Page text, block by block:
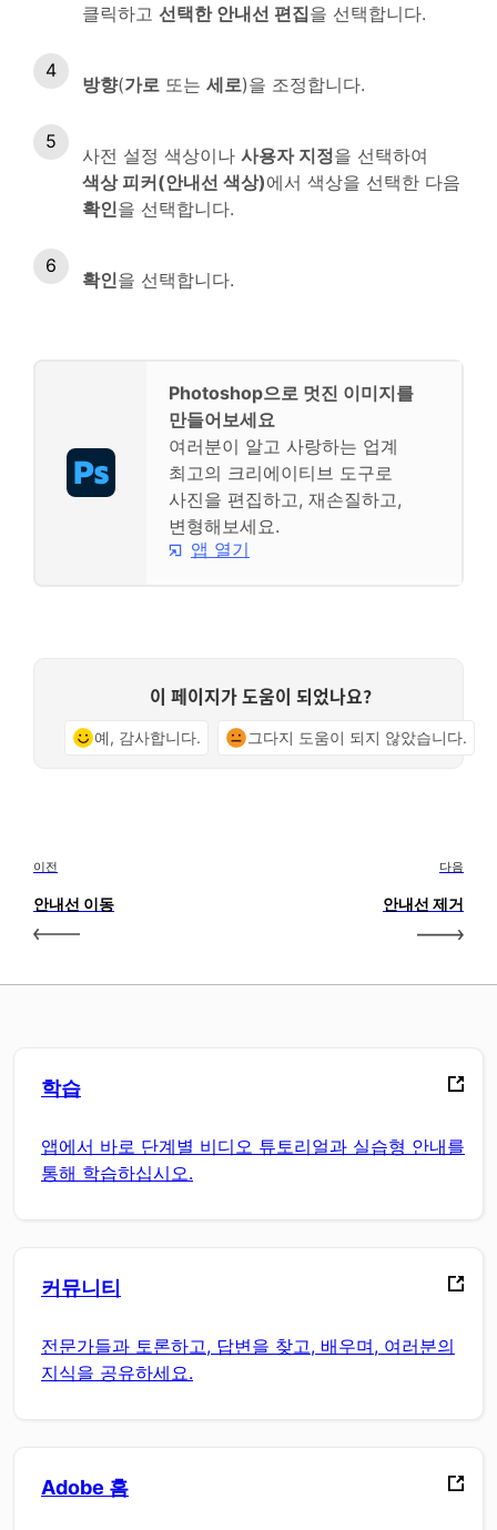
클릭하고 선택한 안내선 편집을 선택합니다.
방향(가로 또는 세로)을 조정합니다.
사전 설정 색상이나 사용자 지정을 선택하여
색상 피커(안내선 색상)에서 색상을 선택한 다음
확인을 선택합니다.
확인을 선택합니다.
Photoshop으로 멋진 이미지를
만들어보세요
여러분이 알고 사랑하는 업계
최고의 크리에이티브 도구로
사진을 편집하고, 재손질하고,
변형해보세요.
앱 열기
이 페이지가 도움이 되었나요?
예, 감사합니다. 그다지 도움이 되지 않았습니다.
이전
안내선 이동
다음
안내선 제거
학습
앱에서 바로 단계별 비디오 튜토리얼과 실습형 안내를
통해 학습하십시오.
커뮤니티
전문가들과 토론하고, 답변을 찾고, 배우며, 여러분의
지식을 공유하세요.
Adobe 홈